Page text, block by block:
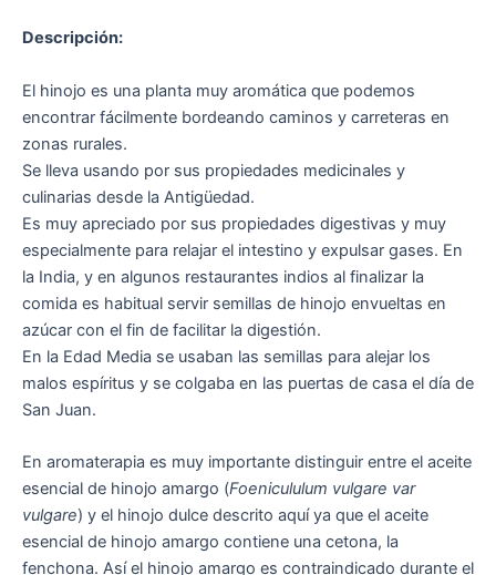
Descripción:
El hinojo es una planta muy aromática que podemos
encontrar fácilmente bordeando caminos y carreteras en
zonas rurales.
Se lleva usando por sus propiedades medicinales y
culinarias desde la Antigüedad.
Es muy apreciado por sus propiedades digestivas y muy
especialmente para relajar el intestino y expulsar gases. En
la India, y en algunos restaurantes indios al finalizar la
comida es habitual servir semillas de hinojo envueltas en
azúcar con el fin de facilitar la digestión.
En la Edad Media se usaban las semillas para alejar los
malos espíritus y se colgaba en las puertas de casa el día de
San Juan.
En aromaterapia es muy importante distinguir entre el aceite
esencial de hinojo amargo (Foenicululum vulgare var
vulgare) y el hinojo dulce descrito aquí ya que el aceite
esencial de hinojo amargo contiene una cetona, la
fenchona. Así el hinojo amargo es contraindicado durante el